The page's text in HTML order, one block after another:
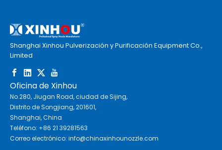
Shanghai Xinhou Pulverización y Purificación Equipment Co.,
Limited
Oficina de Xinhou
No.280, Jiugan Road, ciudad de Sijing,
Distrito de Songjiang, 201601,
Shanghai, China
Teléfono: +86 21 39281563
Correo electrónico: info@chinaxinhounozzle.com